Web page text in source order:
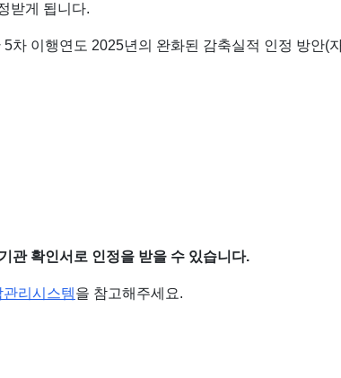
받게 됩니다.
차 이행연도 2025년의 완화된 감축실적 인정 방안(
관 확인서로 인정을 받을 수 있습니다.
리시스템을 참고해주세요.